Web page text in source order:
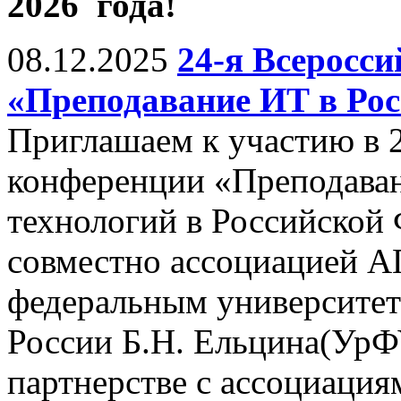
08.12.2025 24-я
«Преподавание ИТ в
Приглашаем к участию в
конференции
технологий в
совместно ассоциацией
федеральным
России Б.Н.
партнерстве с